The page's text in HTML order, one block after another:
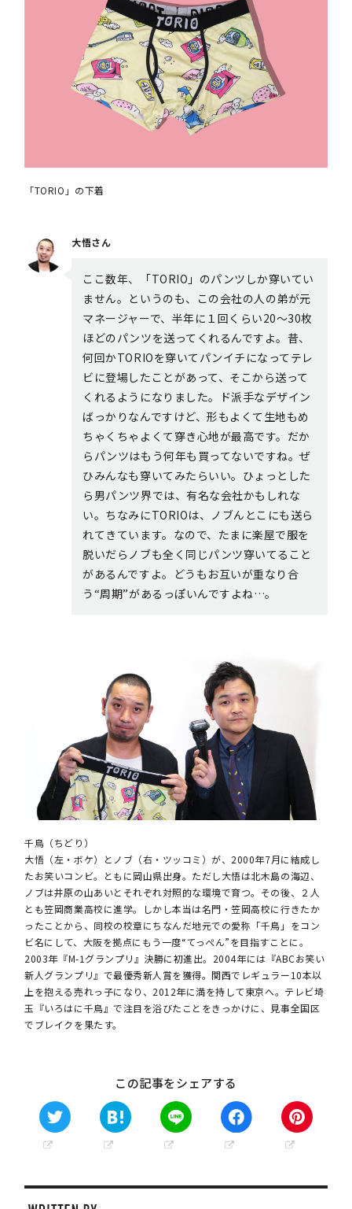
「TORIO」の下着
大悟さん
ここ数年、「TORIO」のパンツしか穿いてい
ません。というのも、この会社の人の弟が元
マネージャーで、半年に１回くらい20〜30枚
ほどのパンツを送ってくれるんですよ。昔、
何回かTORIOを穿いてパンイチになってテレ
ビに登場したことがあって、そこから送って
くれるようになりました。ド派手なデザイン
ばっかりなんですけど、形もよくて生地もめ
ちゃくちゃよくて穿き心地が最高です。だか
らパンツはもう何年も買ってないですね。ぜ
ひみんなも穿いてみたらいい。ひょっとした
ら男パンツ界では、有名な会社かもしれな
い。ちなみにTORIOは、ノブんとこにも送ら
れてきています。なので、たまに楽屋で服を
脱いだらノブも全く同じパンツ穿いてること
があるんですよ。どうもお互いが重なり合
う“周期”があるっぽいんですよね…。
千鳥（ちどり）
大悟（左・ボケ）とノブ（右・ツッコミ）が、2000年7月に結成し
たお笑いコンビ。ともに岡山県出身。ただし大悟は北木島の海辺、
ノブは井原の山あいとそれぞれ対照的な環境で育つ。その後、２人
とも笠岡商業高校に進学。しかし本当は名門・笠岡高校に行きたか
ったことから、同校の校章にちなんだ地元での愛称「千鳥」をコン
ビ名にして、大阪を拠点にもう一度“てっぺん”を目指すことに。
2003年『M-1グランプリ』決勝に初進出。2004年には『ABCお笑い
新人グランプリ』で最優秀新人賞を獲得。関西でレギュラー10本以
上を抱える売れっ子になり、2012年に満を持して東京へ。テレビ埼
玉『いろはに千鳥』で注目を浴びたことをきっかけに、見事全国区
でブレイクを果たす。
この記事をシェアする